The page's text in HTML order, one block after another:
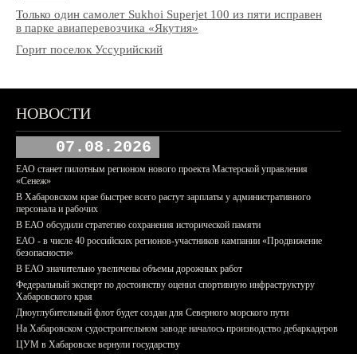
Только один самолет Sukhoi Superjet 100 из пяти исправен
в парке авиаперевозчика «Якутия»
Горит поселок Уссурийский
НОВОСТИ
07.08.2026
ЕАО станет пилотным регионом нового проекта Мастерской управления
«Сенеж»
В Хабаровском крае быстрее всего растут зарплаты у административного
персонала и рабочих
В ЕАО обсудили стратегию сохранения исторической памяти
ЕАО - в числе 40 российских регионов-участников кампании «Продвижение
безопасности»
В ЕАО значительно увеличены объемы дорожных работ
Федеральный эксперт по достоинству оценил спортивную инфраструктуру
Хабаровского края
Дноуглубительный флот будет создан для Северного морского пути
На Хабаровском судостроительном заводе началось производство дебаркадеров
ЦУМ в Хабаровске вернули государству